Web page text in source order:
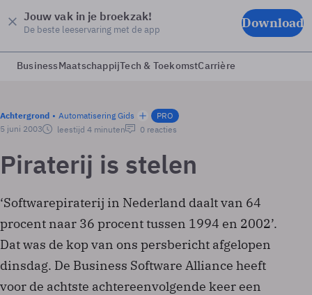
Jouw vak in je broekzak!
De beste leeservaring met de app Download
BusinessMaatschappijTech & ToekomstCarrière
Achtergrond Automatisering Gids
PRO
5 juni 2003
leestijd 4 minuten 0 reacties
Piraterij is stelen
‘Softwarepiraterij in Nederland daalt van 64
procent naar 36 procent tussen 1994 en 2002’.
Dat was de kop van ons persbericht afgelopen
dinsdag. De Business Software Alliance heeft
voor de achtste achtereenvolgende keer een